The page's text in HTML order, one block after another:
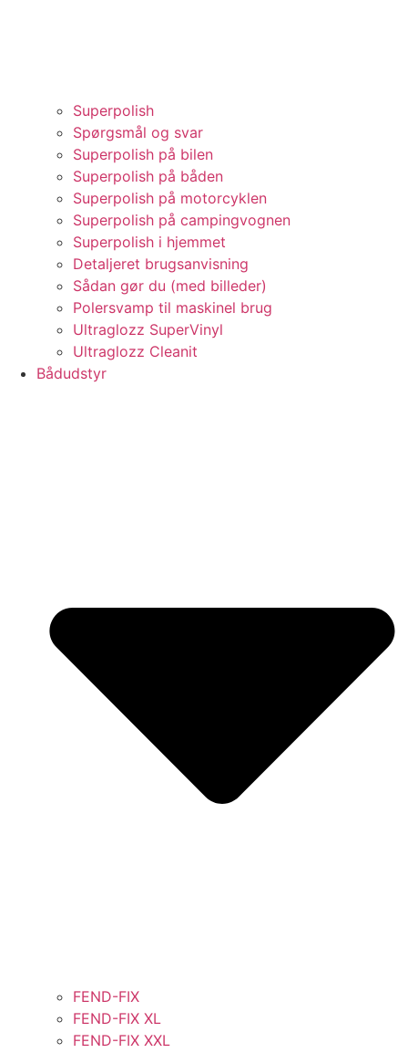
Superpolish
Spørgsmål og svar
Superpolish på bilen
Superpolish på båden
Superpolish på motorcyklen
Superpolish på campingvognen
Superpolish i hjemmet
Detaljeret brugsanvisning
Sådan gør du (med billeder)
Polersvamp til maskinel brug
Ultraglozz SuperVinyl
Ultraglozz Cleanit
Bådudstyr
FEND-FIX
FEND-FIX XL
FEND-FIX XXL